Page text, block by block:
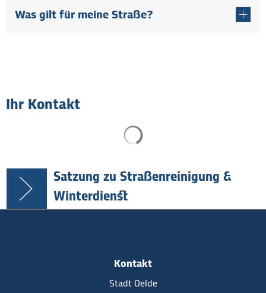
Was gilt für meine Straße?
Ihr Kontakt
Satzung zu Straßenreinigung &
Winterdienst
Kontakt
Stadt Oelde